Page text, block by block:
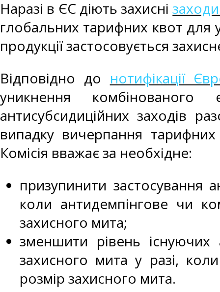
Наразі в ЄС діють захисні
глобальних тарифних квот для
продукції застосовується
Відповідно до нотифікації
уникнення комбінованого
антисубсидиційних заходів
випадку вичерпання
Комісія вважає за необхідне:
призупинити застосування
коли антидемпінгове чи
захисного мита;
зменшити рівень
захисного мита у разі,
розмір захисного мита.